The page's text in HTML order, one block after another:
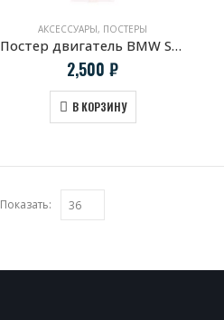
АКСЕССУАРЫ, ПОСТЕРЫ
Постер двигатель BMW S54B32
2,500 ₽
В КОРЗИНУ
Показать: